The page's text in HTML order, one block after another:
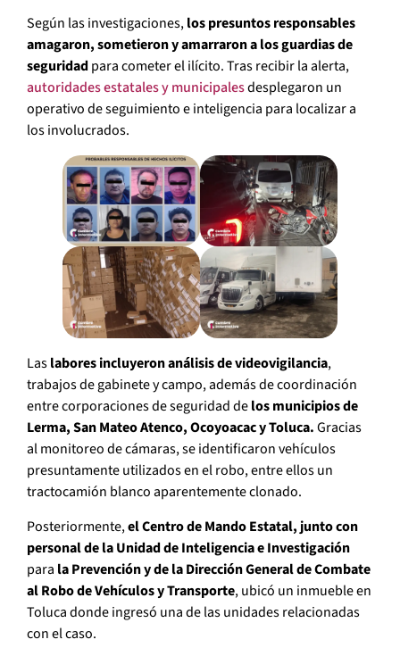
Según las investigaciones,los presuntos responsables
amagaron, sometieron y amarraron a los guardias de
seguridadpara cometer el ilícito. Tras recibir la alerta,
autoridades estatales y municipalesdesplegaron un
operativo de seguimiento e inteligencia para localizar a
los involucrados.
Laslabores incluyeron análisis de videovigilancia,
trabajos de gabinete y campo, además de coordinación
entre corporaciones de seguridad delos municipios de
Lerma, San Mateo Atenco, Ocoyoacac y Toluca.Gracias
al monitoreo de cámaras, se identificaron vehículos
presuntamente utilizados en el robo, entre ellos un
tractocamión blanco aparentemente clonado.
Posteriormente,el Centro de Mando Estatal, junto con
personal de la Unidad de Inteligencia e Investigación
para la Prevención y de la Dirección General de Combate
al Robo de Vehículos y Transporte, ubicó un inmueble en
Toluca donde ingresó una de las unidades relacionadas
con el caso.